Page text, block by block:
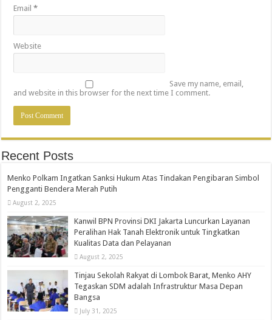
Email*
Website
Save my name, email,
and website in this browser for the next time I comment.
Recent Posts
Menko Polkam Ingatkan Sanksi Hukum Atas Tindakan Pengibaran Simbol
Pengganti Bendera Merah Putih
August 2, 2025
Kanwil BPN Provinsi DKI Jakarta Luncurkan Layanan
Peralihan Hak Tanah Elektronik untuk Tingkatkan
Kualitas Data dan Pelayanan
August 2, 2025
Tinjau Sekolah Rakyat di Lombok Barat, Menko AHY
Tegaskan SDM adalah Infrastruktur Masa Depan
Bangsa
July 31, 2025